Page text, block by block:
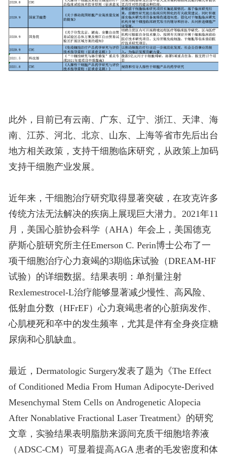
此外，目前已有云南、广东、辽宁、浙江、天津、海
南、江苏、河北、北京、山东、上海等省市先后出台
地方相关政策，支持干细胞临床研究，从政策上加码
支持干细胞产业发展。
近年来，干细胞治疗研究取得显著突破，在攻克许多
传统方法无法解决的疾病上展现巨大潜力。2021年11
月，美国心脏协会科学（AHA）年会上，美国德克
萨斯心脏研究所主任Emerson C. Perin博士公布了一
项干细胞治疗心力衰竭的3期临床试验（DREAM-HF
试验）的详细数据。结果表明：单剂量注射
Rexlemestrocel-L治疗能够显著减少慢性、高风险、
低射血分数（HFrEF）心力衰竭患者的心脏病发作、
心肌梗死和卒中的发生频率，尤其是伴有全身炎症糖
尿病和心肌缺血。
最近，Dermatologic Surgery发表了题为《The Effect
of Conditioned Media From Human Adipocyte-Derived
Mesenchymal Stem Cells on Androgenetic Alopecia
After Nonablative Fractional Laser Treatment》的研究
文章，实验结果表明脂肪来源间充质干细胞培养液
（ADSC-CM）可显着提高AGA 患者的毛发密度和体